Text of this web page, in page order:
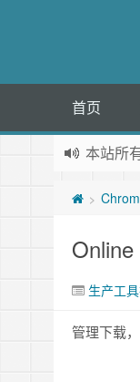
首页
本站所
>
生产工
管理下载